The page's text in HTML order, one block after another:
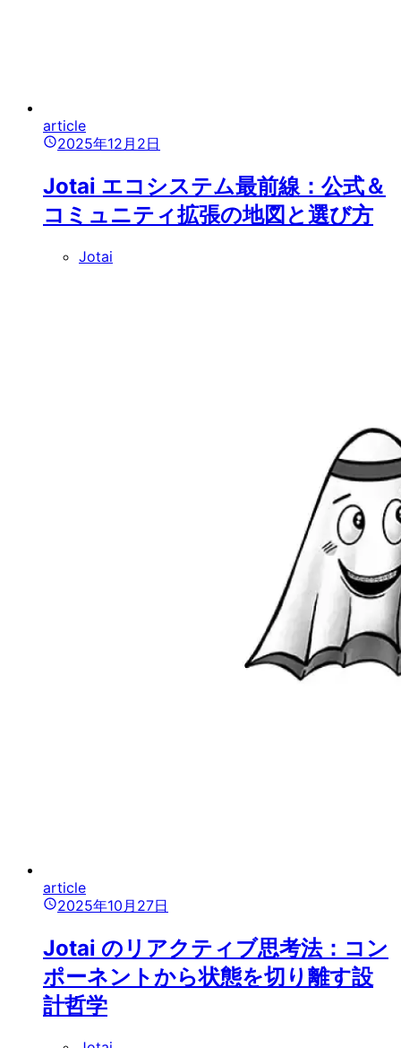
article
2025年12月2日
Jotai エコシステム最前線：公式＆
コミュニティ拡張の地図と選び方
Jotai
article
2025年10月27日
Jotai のリアクティブ思考法：コン
ポーネントから状態を切り離す設
計哲学